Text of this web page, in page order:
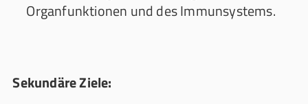
Organfunktionen und des Immunsystems.
Sekundäre Ziele: